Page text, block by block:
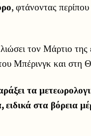
, φτάνοντας
τον Μάρτιο της
Μπέρινγκ και στη
τα
ειδικά στα βόρεια